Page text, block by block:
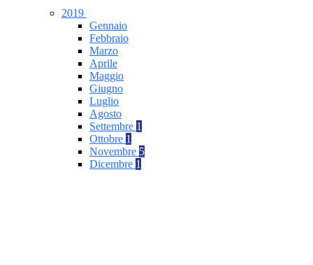
2019
Gennaio
Febbraio
Marzo
Aprile
Maggio
Giugno
Luglio
Agosto
Settembre 1
Ottobre 1
Novembre 5
Dicembre 1